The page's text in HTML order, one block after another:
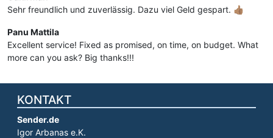
Sehr freundlich und zuverlässig. Dazu viel Geld gespart. 👍🏽
Panu Mattila
Excellent service! Fixed as promised, on time, on budget. What
more can you ask? Big thanks!!!
KONTAKT
Sender.de
Igor Arbanas e.K.